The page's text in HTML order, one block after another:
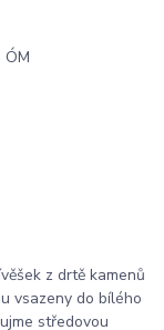
z drtě kamenů
vsazeny do bílého
středovou